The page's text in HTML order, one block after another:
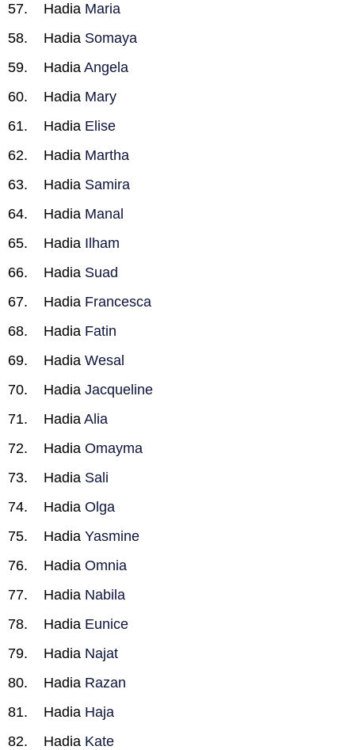
Hadia Maria
Hadia Somaya
Hadia Angela
Hadia Mary
Hadia Elise
Hadia Martha
Hadia Samira
Hadia Manal
Hadia Ilham
Hadia Suad
Hadia Francesca
Hadia Fatin
Hadia Wesal
Hadia Jacqueline
Hadia Alia
Hadia Omayma
Hadia Sali
Hadia Olga
Hadia Yasmine
Hadia Omnia
Hadia Nabila
Hadia Eunice
Hadia Najat
Hadia Razan
Hadia Haja
Hadia Kate